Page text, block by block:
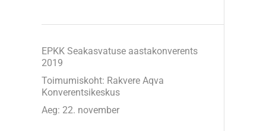
EPKK Seakasvatuse aastakonverents
2019
Toimumiskoht: Rakvere Aqva
Konverentsikeskus
Aeg: 22. november